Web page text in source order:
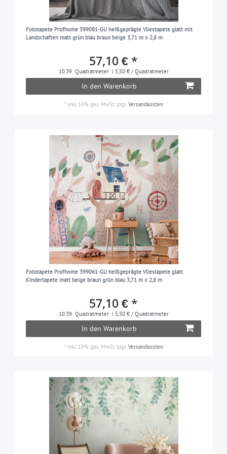
Fototapete Profhome 399081-GU heißgeprägte Vliestapete glatt mit
Landschaften matt grün blau braun beige 3,71 m x 2,8 m
57,10 € *
10.39 Quadratmeter | 5,50 € / Quadratmeter
In den Warenkorb
* inkl. 19% ges. MwSt.zzgl.Versandkosten
Fototapete Profhome 399061-GU heißgeprägte Vliestapete glatt
Kindertapete matt beige braun grün blau 3,71 m x 2,8 m
57,10 € *
10.39 Quadratmeter | 5,50 € / Quadratmeter
In den Warenkorb
* inkl. 19% ges. MwSt.zzgl.Versandkosten